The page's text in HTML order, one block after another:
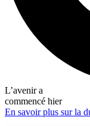
L’avenir a
commencé hier
En savoir plus sur la